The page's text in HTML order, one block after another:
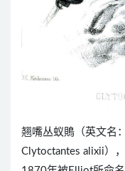
翘嘴丛蚁鵙（英文名
Clytoctantes alixii）